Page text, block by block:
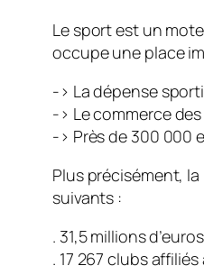
Le sport est un
occupe une place
-> La dépense
-> Le commerce
-> Près de 300 000
Plus précisément,
suivants :
. 31,5 millions
. 17 267 clubs